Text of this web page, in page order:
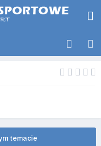
temacie